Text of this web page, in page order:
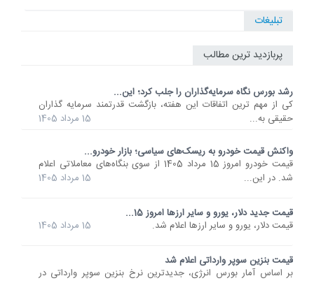
تبلیغات
پربازدید ترین مطالب
رشد بورس نگاه سرمایه‌گذاران را جلب کرد؛ این...
کی از مهم ترین اتفاقات این هفته، بازگشت قدرتمند سرمایه گذاران
حقیقی به...
15 مرداد 1405
واکنش قیمت خودرو به ریسک‌های سیاسی؛ بازار خودرو...
قیمت خودرو امروز 15 مرداد 1405 از سوی بنگاه‌های معاملاتی اعلام
شد. در این...
15 مرداد 1405
قیمت جدید دلار، یورو و سایر ارزها امروز 15...
قیمت دلار، یورو و سایر ارزها اعلام شد.
15 مرداد 1405
قیمت بنزین سوپر وارداتی اعلام شد
بر اساس آمار بورس انرژی، جدیدترین نرخ بنزین سوپر وارداتی در